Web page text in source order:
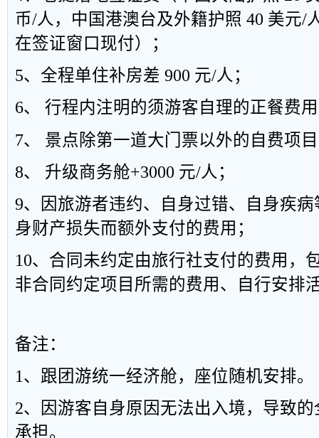
币/人，中国港澳台及外籍护照 40 美元/
在签证窗口现付）；
5、全程单住补房差 900 元/人；
6、 行程内注明的须游客自理的正餐费
7、 景点除第一道大门票以外的自费项
8、 升级商务舱+3000 元/人；
9、因旅游者违约、自身过错、自身疾
身财产损失而额外支付的费用；
10、合同未约定由旅行社支付的费用，
非合同约定项目所需的费用、自行安排
备注：
1、跟团游统一经济舱，座位随机安排。
2、因游客自身原因无法出入境，导致
承担。